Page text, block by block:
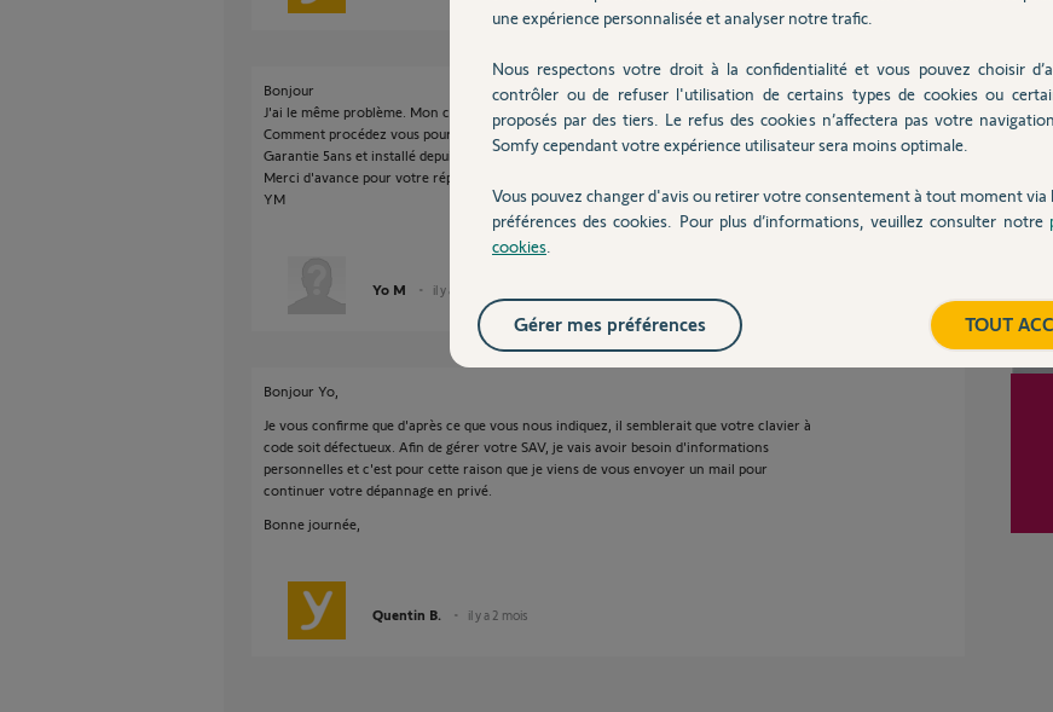
Bonjour
J'ai le même problème. Mon clavier ne fonctionne pas malgré avoir changer 2 fois de piles.
Comment procédez vous pour la prise en charge de cet élément défaillant.
Garantie 5ans et installé depuis 2 ans.
Merci d'avance pour votre réponse
YM
Yo M il y a 2 mois
Bonjour Yo,
Je vous confirme que d'après ce que vous nous indiquez, il semblerait que votre clavier à
code soit défectueux. Afin de gérer votre SAV, je vais avoir besoin d'informations
personnelles et c'est pour cette raison que je viens de vous envoyer un mail pour
continuer votre dépannage en privé.
Bonne journée,
Quentin B. il y a 2 mois
une expérience personnalisée et analyser notre trafic.
Nous respectons votre droit à la confidentialité et vous pouvez choisir
contrôler ou de refuser l'utilisation de certains types de cookies ou
proposés par des tiers. Le refus des cookies n’affectera pas votre
Somfy cependant votre expérience utilisateur sera moins optimale.
Vous pouvez changer d'avis ou retirer votre consentement à tout moment via
préférences des cookies. Pour plus d’informations, veuillez consulter notre
cookies
TOUT
Gérer mes préférences